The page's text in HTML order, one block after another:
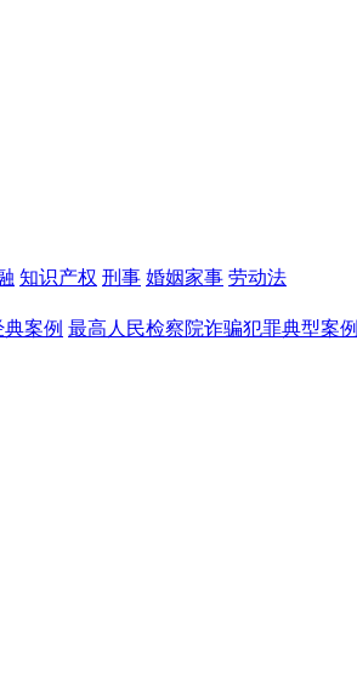
知识产权 刑事 婚姻家事 劳动法
典案例 最高人民检察院诈骗犯罪典型案例